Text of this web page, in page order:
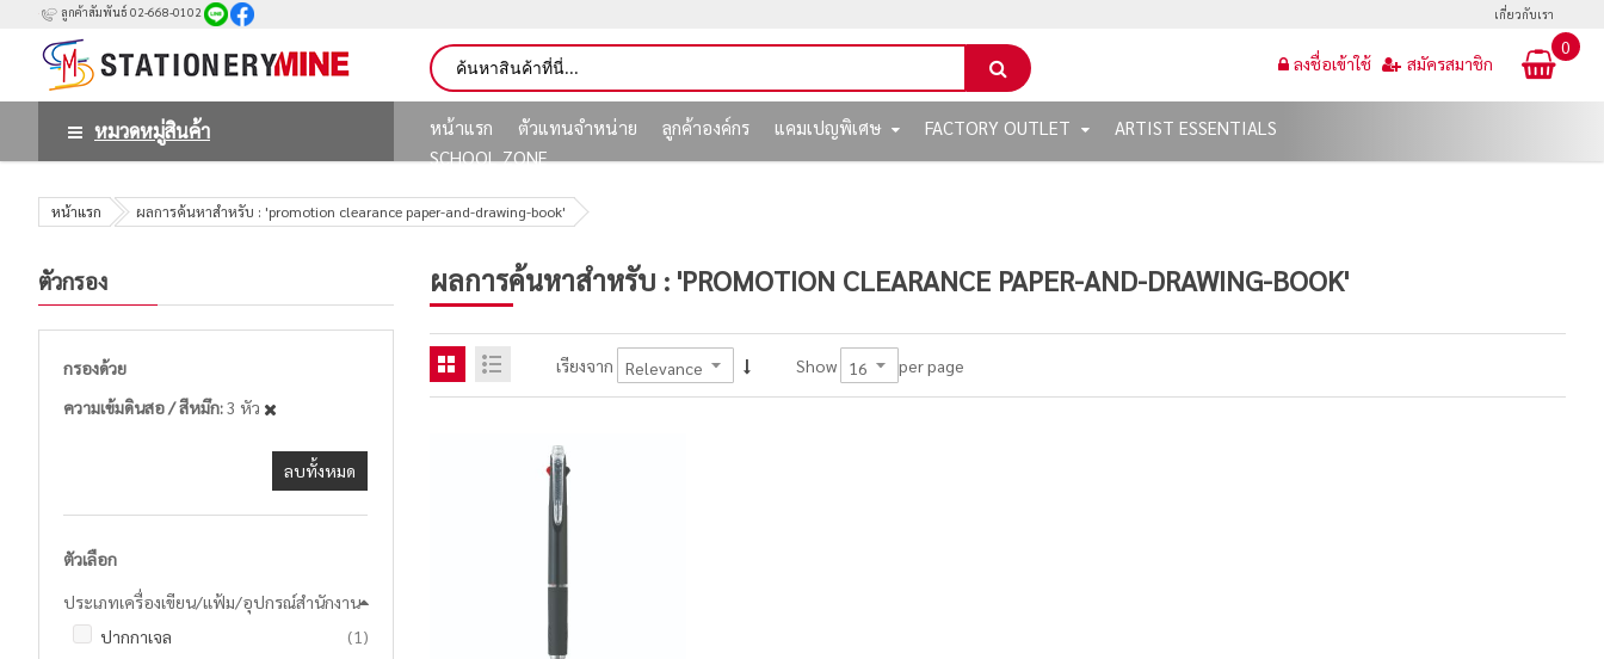
ลูกค้าสัมพันธ์ 02-668-0102 เกี่ยวกับเรา
0
ลงชื่อเข้าใช้ สมัครสมาชิก
หมวดหมู่สินค้า หน้าแรก ตัวแทนจำหน่าย ลูกค้าองค์กร แคมเปญพิเศษ FACTORY OUTLET
ARTIST ESSENTIALS
SCHOOL ZONE
หน้าแรก ผลการค้นหาสำหรับ : 'promotion clearance paper-and-drawing-book'
ผลการค้นหาสำหรับ : 'PROMOTION CLEARANCE PAPER-AND-DRAWING-BOOK'
เรียงจาก Show per page
ตัวกรอง
กรองด้วย
ความเข้มดินสอ / สีหมึก 3 หัว
ลบทั้งหมด
ตัวเลือก
ประเภทเครื่องเขียน/แฟ้ม/อุปกรณ์สำนักงาน
ปากกาเจล
1 ชิ้น